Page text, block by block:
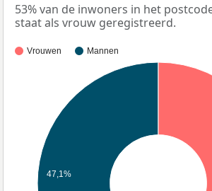
53% van de inwoners in het
staat als vrouw geregistreerd.
Vrouwen Mannen
47,1%